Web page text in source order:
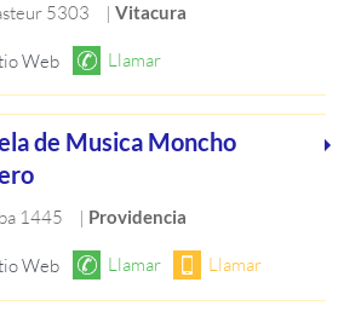
5303 |Vitacura
de Musica Moncho
1445 | Providencia